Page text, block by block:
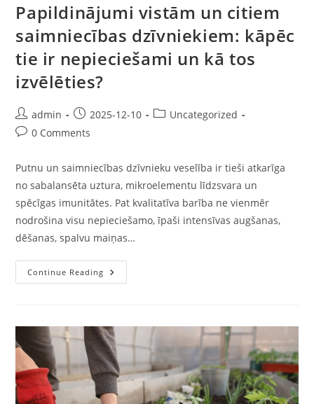
Papildinājumi vistām un citiem
saimniecības dzīvniekiem: kāpēc
tie ir nepieciešami un kā tos
izvēlēties?
admin 2025-12-10
Uncategorized
0 Comments
Putnu un saimniecības dzīvnieku veselība ir tieši atkarīga
no sabalansēta uztura, mikroelementu līdzsvara un
spēcīgas imunitātes. Pat kvalitatīva barība ne vienmēr
nodrošina visu nepieciešamo, īpaši intensīvas augšanas,
dēšanas, spalvu maiņas…
Continue Reading